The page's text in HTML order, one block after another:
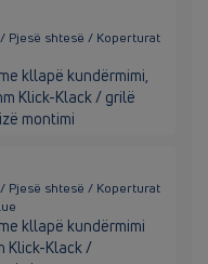
Pjesë shtesë / Koperturat
kllapë kundërmimi,
Klick-Klack / grilë
montimi
Pjesë shtesë / Koperturat
kllapë kundërmimi
Klick-Klack /